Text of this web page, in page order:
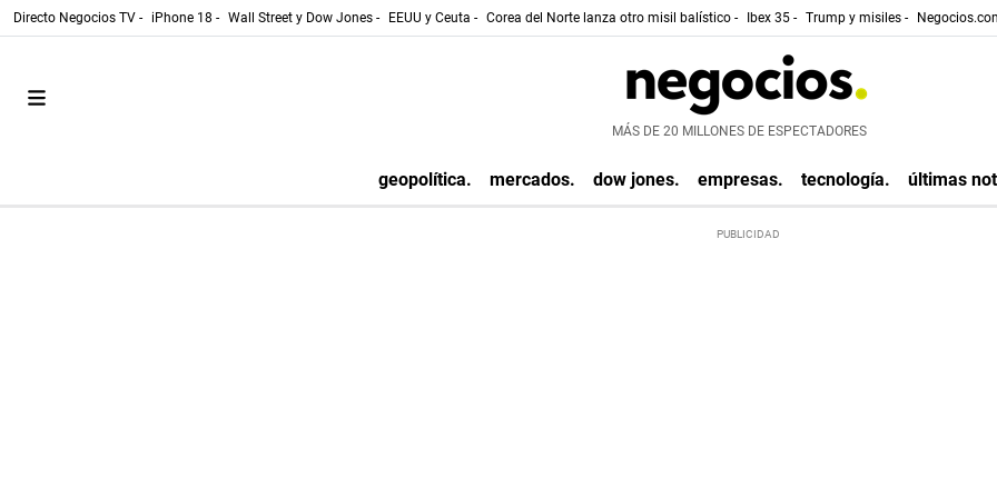
Directo Negocios TV - iPhone 18 - Wall Street y Dow Jones - EEUU y Ceuta - Corea del Norte lanza otro misil balístico - Ibex 35 - Trump y misiles -
MÁS DE 20 MILLONES DE ESPECTADORES
geopolítica. mercados. dow jones. empresas. tecnología. últimas